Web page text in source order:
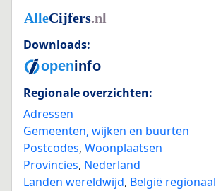
Downloads:
Regionale overzichten:
Adressen
Gemeenten, wijken en buurten
Postcodes, Woonplaatsen
Provincies, Nederland
Landen wereldwijd, België regionaal